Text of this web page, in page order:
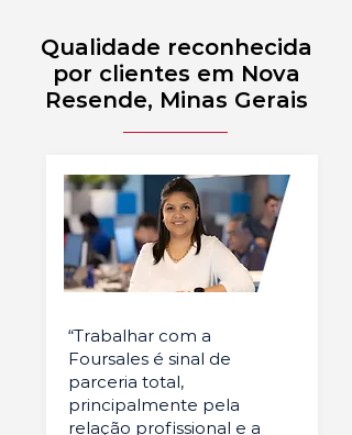
Qualidade reconhecida
por clientes em Nova
Resende, Minas Gerais
“Trabalhar com a
Foursales é sinal de
parceria total,
principalmente pela
relação profissional e a